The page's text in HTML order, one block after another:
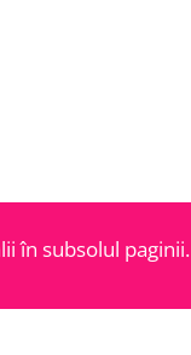
în subsolul paginii.